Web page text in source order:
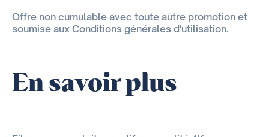
Offre non cumulable avec toute autre promotion et
soumise aux Conditions générales d'utilisation.
En savoir plus